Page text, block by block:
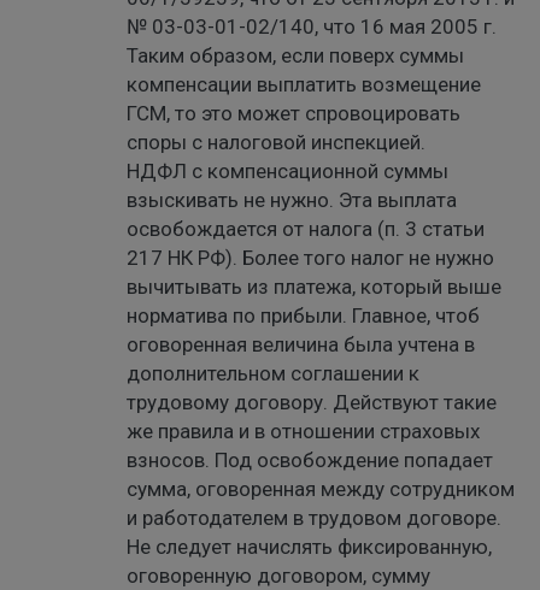
№ 03-03-01-02/140, что 16 мая 2005 г.
Таким образом, если поверх суммы
компенсации выплатить возмещение
ГСМ, то это может спровоцировать
споры с налоговой инспекцией.
НДФЛ с компенсационной суммы
взыскивать не нужно. Эта выплата
освобождается от налога (п. 3 статьи
217 НК РФ). Более того налог не нужно
вычитывать из платежа, который выше
норматива по прибыли. Главное, чтоб
оговоренная величина была учтена в
дополнительном соглашении к
трудовому договору. Действуют такие
же правила и в отношении страховых
взносов. Под освобождение попадает
сумма, оговоренная между сотрудником
и работодателем в трудовом договоре.
Не следует начислять фиксированную,
оговоренную договором, сумму